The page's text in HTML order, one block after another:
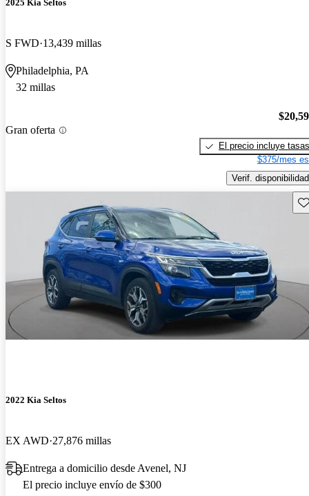
2025 Kia Seltos
S FWD 13,439 millas
Philadelphia, PA
32 millas
Gran oferta
El precio incluye tasas
$375/mes
Verif. disponibilidad
2022 Kia Seltos
EX AWD 27,876 millas
Entrega a domicilio desde Avenel, NJ
El precio incluye envío de $300